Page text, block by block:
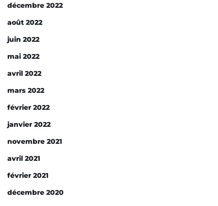
décembre 2022
août 2022
juin 2022
mai 2022
avril 2022
mars 2022
février 2022
janvier 2022
novembre 2021
avril 2021
février 2021
décembre 2020